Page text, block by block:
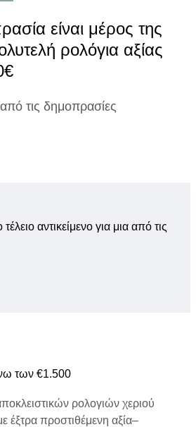
είναι μέρος της
ρολόγια αξίας
τις δημοπρασίες
τέλειο αντικείμενο για μια από τις
των €1.500
ρολογιών χεριού
έξτρα προστιθέμενη αξία–